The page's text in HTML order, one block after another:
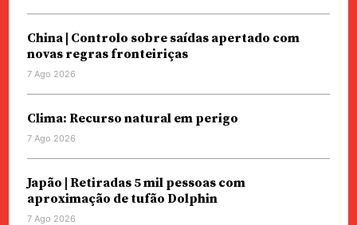
China | Controlo sobre saídas apertado com
novas regras fronteiriças
7 Ago 2026
Clima: Recurso natural em perigo
7 Ago 2026
Japão | Retiradas 5 mil pessoas com
aproximação de tufão Dolphin
7 Ago 2026